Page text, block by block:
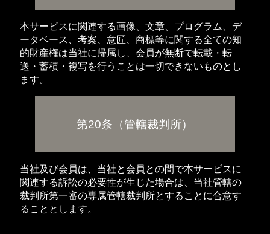
本サービスに関連する画像、文章、プログラム、デ
ータベース、考案、意匠、商標等に関する全ての知
的財産権は当社に帰属し、会員が無断で転載・転
送・蓄積・複写を行うことは一切できないものとし
ます。
第20条（管轄裁判所）
当社及び会員は、当社と会員との間で本サービスに
関連する訴訟の必要性が生じた場合は、当社管轄の
裁判所第一審の専属管轄裁判所とすることに合意す
ることとします。